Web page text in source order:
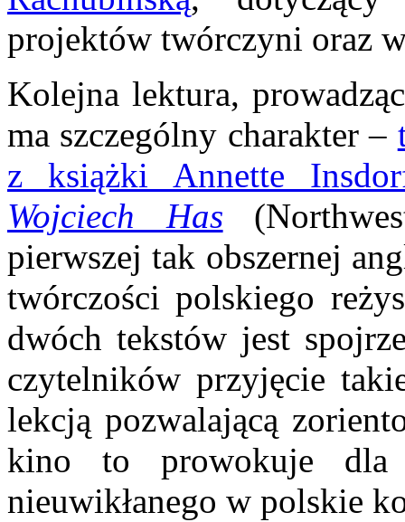
projektów twórczyni oraz
Kolejna lektura,
ma szczególny charakter –
z książki Annette
Wojciech Has
pierwszej tak obszernej
twórczości polskiego
dwóch tekstów jest
czytelników przyjęcie
lekcją pozwalającą
kino to prowokuje dla
nieuwikłanego w polskie